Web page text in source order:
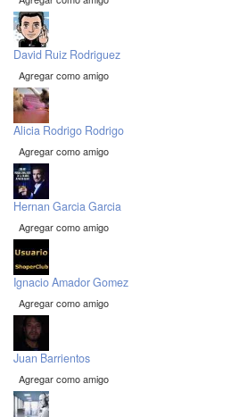
David Ruiz Rodriguez
Agregar como amigo
Alicia Rodrigo Rodrigo
Agregar como amigo
Hernan Garcia Garcia
Agregar como amigo
Ignacio Amador Gomez
Agregar como amigo
Juan Barrientos
Agregar como amigo